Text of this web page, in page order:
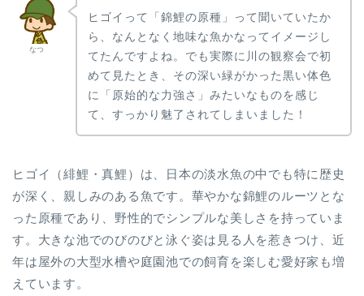
なつ
ヒゴイって「錦鯉の原種」って聞いていたか
ら、なんとなく地味な魚かなってイメージし
てたんですよね。でも実際に川の観察会で初
めて見たとき、その深い緑がかった黒い体色
に「原始的な力強さ」みたいなものを感じ
て、すっかり魅了されてしまいました！
ヒゴイ（緋鯉・真鯉）は、日本の淡水魚の中でも特に歴史
が深く、親しみのある魚です。華やかな錦鯉のルーツとな
った原種であり、野性的でシンプルな美しさを持っていま
す。大きな池でのびのびと泳ぐ姿は見る人を惹きつけ、近
年は屋外の大型水槽や庭園池での飼育を楽しむ愛好家も増
えています。